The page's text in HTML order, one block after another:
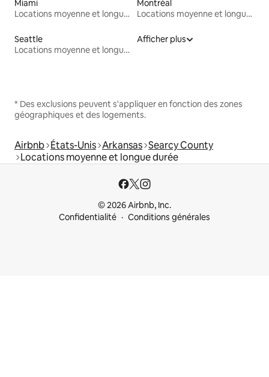
Miami
Locations moyenne et longue durée
Montréal
Locations moyenne et longue durée
Seattle
Locations moyenne et longue durée
Afficher plus
* Des exclusions peuvent s'appliquer en fonction des zones
géographiques et des logements.
Airbnb États-Unis Arkansas Searcy County
Locations moyenne et longue durée
© 2026 Airbnb, Inc.
Confidentialité
Conditions générales